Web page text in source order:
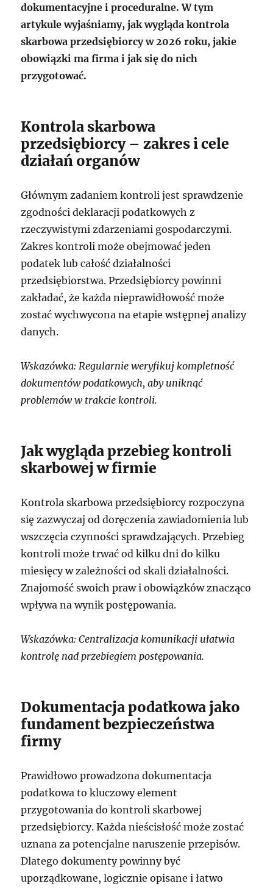
dokumentacyjne i proceduralne. W tym
artykule wyjaśniamy, jak wygląda kontrola
skarbowa przedsiębiorcy w 2026 roku, jakie
obowiązki ma firma i jak się do nich
przygotować.
Kontrola skarbowa
przedsiębiorcy – zakres i cele
działań organów
Głównym zadaniem kontroli jest sprawdzenie
zgodności deklaracji podatkowych z
rzeczywistymi zdarzeniami gospodarczymi.
Zakres kontroli może obejmować jeden
podatek lub całość działalności
przedsiębiorstwa. Przedsiębiorcy powinni
zakładać, że każda nieprawidłowość może
zostać wychwycona na etapie wstępnej analizy
danych.
Wskazówka: Regularnie weryfikuj kompletność
dokumentów podatkowych, aby uniknąć
problemów w trakcie kontroli.
Jak wygląda przebieg kontroli
skarbowej w firmie
Kontrola skarbowa przedsiębiorcy rozpoczyna
się zazwyczaj od doręczenia zawiadomienia lub
wszczęcia czynności sprawdzających. Przebieg
kontroli może trwać od kilku dni do kilku
miesięcy w zależności od skali działalności.
Znajomość swoich praw i obowiązków znacząco
wpływa na wynik postępowania.
Wskazówka: Centralizacja komunikacji ułatwia
kontrolę nad przebiegiem postępowania.
Dokumentacja podatkowa jako
fundament bezpieczeństwa
firmy
Prawidłowo prowadzona dokumentacja
podatkowa to kluczowy element
przygotowania do kontroli skarbowej
przedsiębiorcy. Każda nieścisłość może zostać
uznana za potencjalne naruszenie przepisów.
Dlatego dokumenty powinny być
uporządkowane, logicznie opisane i łatwo